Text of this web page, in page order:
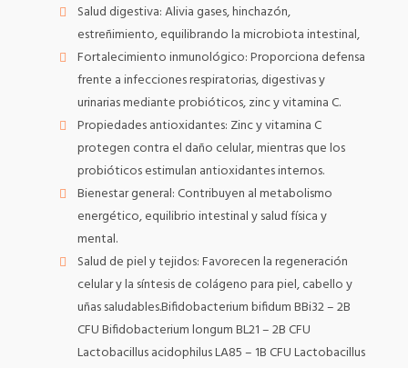
Salud digestiva: Alivia gases, hinchazón,
estreñimiento, equilibrando la microbiota intestinal,
Fortalecimiento inmunológico: Proporciona defensa
frente a infecciones respiratorias, digestivas y
urinarias mediante probióticos, zinc y vitamina C.
Propiedades antioxidantes: Zinc y vitamina C
protegen contra el daño celular, mientras que los
probióticos estimulan antioxidantes internos.
Bienestar general: Contribuyen al metabolismo
energético, equilibrio intestinal y salud física y
mental.
Salud de piel y tejidos: Favorecen la regeneración
celular y la síntesis de colágeno para piel, cabello y
uñas saludables.Bifidobacterium bifidum BBi32 – 2B
CFU Bifidobacterium longum BL21 – 2B CFU
Lactobacillus acidophilus LA85 – 1B CFU Lactobacillus